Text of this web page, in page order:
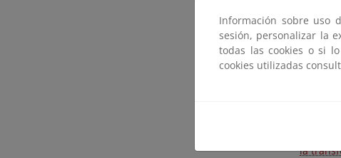
Bloque
Bloque
Bloque
Bloque
la
Información sobre uso
sesión, personalizar la
todas las cookies o si
cookies utilizadas